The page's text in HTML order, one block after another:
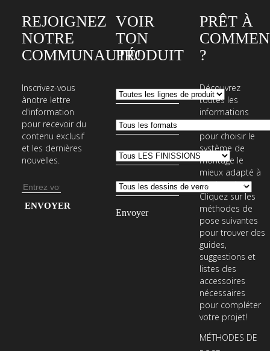
REJOIGNEZ
NOTRE
COMMUNAUTÉ!
Inscrivez-vous
ànotre lettre
d'information
pour recevoir du
contenu exclusif
et les dernières
nouvelles.
Adresse
e-
Entrez
VOIR
TON
PRODUIT
PRÊT À
?
Découvrez
toutes les
informations
pour choisir le
système de
montage le
mieux adapté à
vos besoins.
Cliquez sur les
méthodes de
pose suivantes
pour trouver des
guides,
suggestions et
listes des
accessoires
nécessaires
pour compléter
votre projet!
MÉTHODES DE